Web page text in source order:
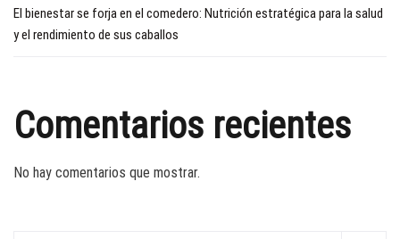
El bienestar se forja en el comedero: Nutrición estratégica para la salud
y el rendimiento de sus caballos
Comentarios recientes
No hay comentarios que mostrar.